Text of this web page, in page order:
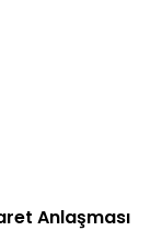
Anlaşması